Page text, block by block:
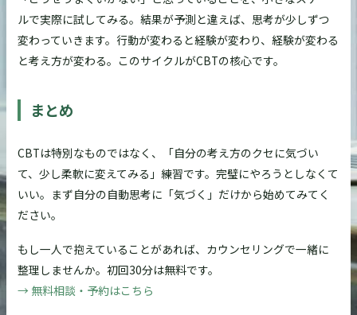
ルで実際に試してみる。結果が予測と違えば、思考が少しずつ
変わっていきます。行動が変わると経験が変わり、経験が変わる
と考え方が変わる。このサイクルがCBTの核心です。
まとめ
CBTは特別なものではなく、「自分の考え方のクセに気づい
て、少し柔軟に変えてみる」練習です。完璧にやろうとしなくて
いい。まず自分の自動思考に「気づく」だけから始めてみてく
ださい。
もし一人で抱えていることがあれば、カウンセリングで一緒に
整理しませんか。初回30分は無料です。
→ 無料相談・予約はこちら